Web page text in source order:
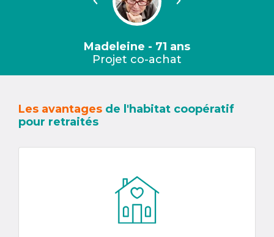
Précédent Suivant
Madeleine - 71 ans
Projet co-achat
Les avantages de l'habitat coopératif
pour retraités